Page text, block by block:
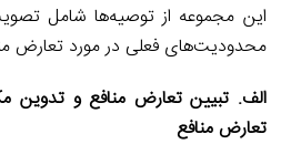
این مجموعه از توصیه‌ها شامل
محدودیت‌های فعلی در مورد تعارض
الف. تبیین تعارض منافع و تدوین
تعارض منافع